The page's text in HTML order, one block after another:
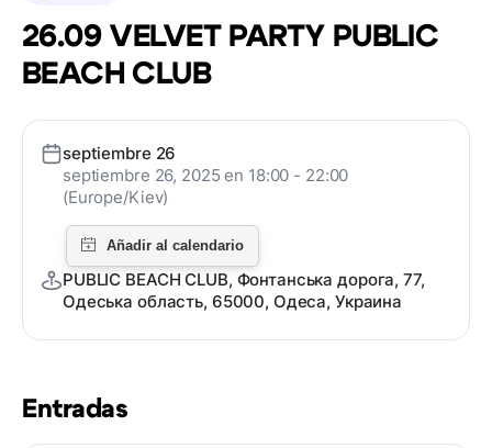
Entradas
26.09 VELVET PARTY PUBLIC
BEACH CLUB
septiembre 26
septiembre 26, 2025 en 18:00 - 22:00
(Europe/Kiev)
PUBLIC BEACH CLUB, Фонтанська дорога, 77,
Одеська область, 65000, Одеса, Украина